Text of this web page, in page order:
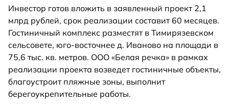
Инвестор готов вложить в заявленный проект 2,1
млрд рублей, срок реализации составит 60 месяцев.
Гостиничный комплекс разместят в Тимирязевском
сельсовете, юго-восточнее д. Иваново на площади в
75,6 тыс. кв. метров. ООО «Белая речка» в рамках
реализации проекта возведет гостиничные объекты,
благоустроит пляжные зоны, выполнит
берегоукрепительные работы.